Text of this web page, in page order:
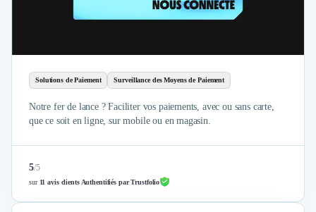
BI, Analytics & Big Data
Graphisme & Illustration
Recherche Utilisateur
Design Thinking
Stratégie Digitale
Développement Logiciel
Solutions de Paiement Surveillance des Moyens de Paiement
Notre fer de lance ? Faciliter vos paiements, avec ou sans carte,
que ce soit en ligne, sur mobile ou en magasin.
5/5
sur 11 avis clients Authentifiés par Trustfolio